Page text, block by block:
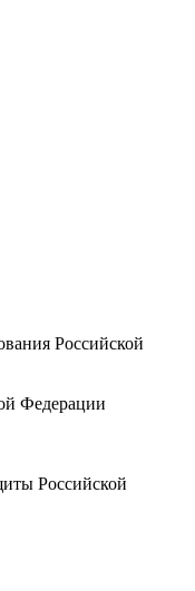
Российской
Федерации
Российской